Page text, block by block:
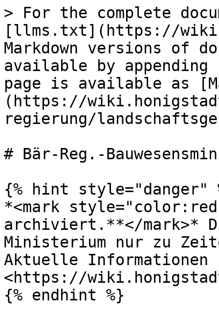
> For the complete
[llms.txt](https://
Markdown versions of
available by
page is available as
(https://
regierung/
# Bär-Reg.-
{% hint style="danger"
*<mark
archiviert.**</mark>*
Ministerium nur zu
Aktuelle
<https://
{% endhint %}